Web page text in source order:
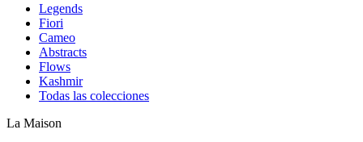
Legends
Fiori
Cameo
Abstracts
Flows
Kashmir
Todas las colecciones
La Maison